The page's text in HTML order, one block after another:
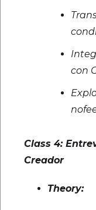
con
Class 4:
Creador
Theory: